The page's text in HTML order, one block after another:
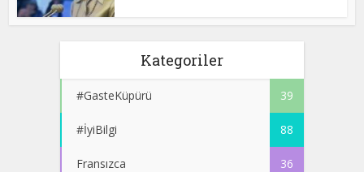
Kategoriler
#GasteKüpürü 39
#İyiBilgi 88
Fransızca 36